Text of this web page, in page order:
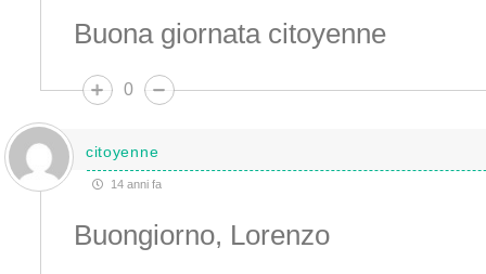
Buona giornata citoyenne
0
citoyenne
14 anni fa
Buongiorno, Lorenzo